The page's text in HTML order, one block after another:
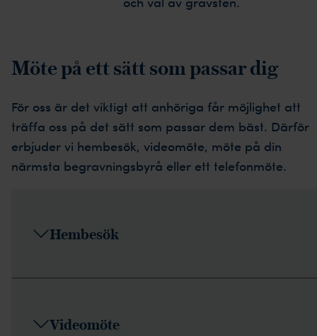
Möte på ett sätt som passar dig
För oss är det viktigt att anhöriga får möjlighet att
träffa oss på det sätt som passar dem bäst. Därför
erbjuder vi hembesök, videomöte, möte på din
närmsta begravningsbyrå eller ett telefonmöte.
Hembesök
Videomöte